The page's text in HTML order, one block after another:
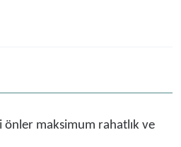
önler maksimum rahatlık ve